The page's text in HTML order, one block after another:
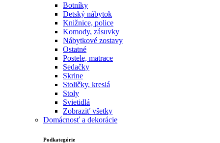
Botníky
Detský nábytok
Knižnice, police
Komody, zásuvky
Nábytkové zostavy
Ostatné
Postele, matrace
Sedačky
Skrine
Stoličky, kreslá
Stoly
Svietidlá
Zobraziť všetky
Domácnosť a dekorácie
Podkategórie